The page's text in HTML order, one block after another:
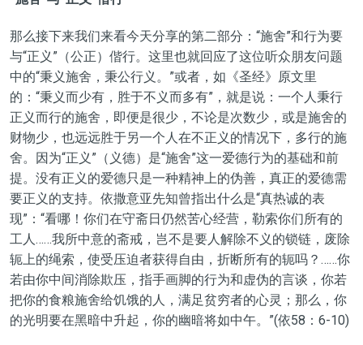
那么接下来我们来看今天分享的第二部分：“施舍”和行为要
与“正义”（公正）偕行。这里也就回应了这位听众朋友问题
中的“秉义施舍，秉公行义。”或者，如《圣经》原文里
的：“秉义而少有，胜于不义而多有”，就是说：一个人秉行
正义而行的施舍，即便是很少，不论是次数少，或是施舍的
财物少，也远远胜于另一个人在不正义的情况下，多行的施
舍。因为“正义”（义德）是“施舍”这一爱德行为的基础和前
提。没有正义的爱德只是一种精神上的伪善，真正的爱德需
要正义的支持。依撒意亚先知曾指出什么是“真热诚的表
现”：“看哪！你们在守斋日仍然苦心经营，勒索你们所有的
工人……我所中意的斋戒，岂不是要人解除不义的锁链，废除
轭上的绳索，使受压迫者获得自由，折断所有的轭吗？……你
若由你中间消除欺压，指手画脚的行为和虚伪的言谈，你若
把你的食粮施舍给饥饿的人，满足贫穷者的心灵；那么，你
的光明要在黑暗中升起，你的幽暗将如中午。”(依58：6-10)